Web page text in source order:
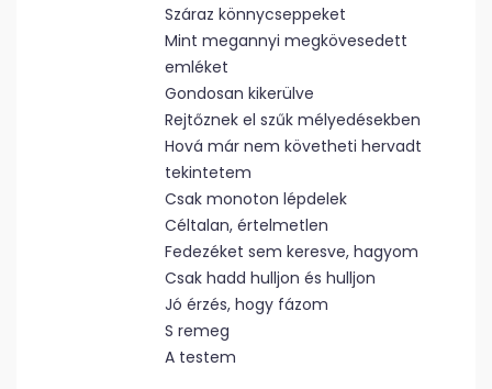
Száraz könnycseppeket
Mint megannyi megkövesedett
emléket
Gondosan kikerülve
Rejtőznek el szűk mélyedésekben
Hová már nem követheti hervadt
tekintetem
Csak monoton lépdelek
Céltalan, értelmetlen
Fedezéket sem keresve, hagyom
Csak hadd hulljon és hulljon
Jó érzés, hogy fázom
S remeg
A testem